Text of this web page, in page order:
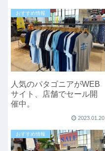
おすすめ情報
人気のパタゴニアがWEB
サイト、店舗でセール開
催中。
2023.01.20
おすすめ情報